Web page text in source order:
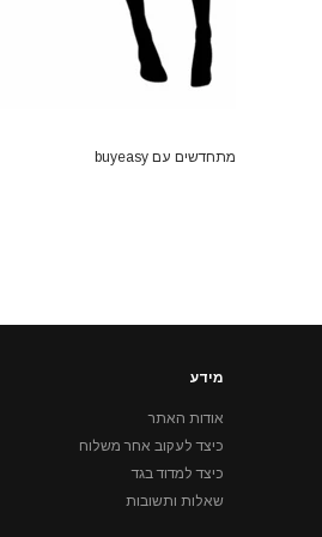
מתחדשים עם buyeasy
מידע
אודות האתר
כיצד לעקוב אחר משלוח
כיצד למדוד בגד
שאלות ותשובות